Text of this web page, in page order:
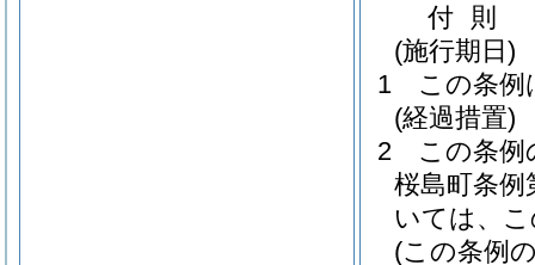
付 則
(施行期日)
1
この条例
(経過措置)
2
この条例
桜島町条例
いては、
(この条例